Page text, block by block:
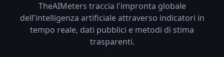
TheAIMeters traccia l'impronta globale
dell'intelligenza artificiale attraverso indicatori in
tempo reale, dati pubblici e metodi di stima
trasparenti.